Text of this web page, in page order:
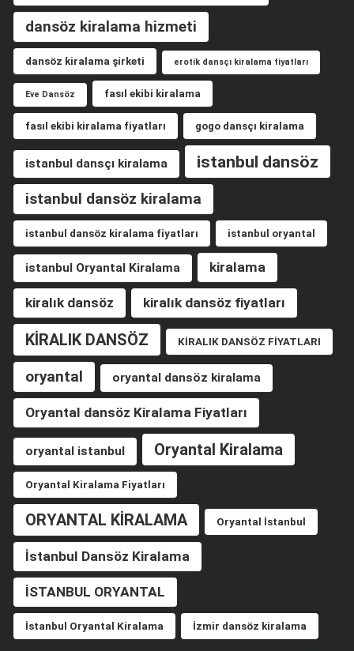
dansöz kiralama hizmeti
dansöz kiralama şirketi erotik dansçı kiralama fiyatları
Eve Dansöz fasıl ekibi kiralama
fasıl ekibi kiralama fiyatları gogo dansçı kiralama
istanbul dansçı kiralama istanbul dansöz
istanbul dansöz kiralama
istanbul dansöz kiralama fiyatları istanbul oryantal
istanbul Oryantal Kiralama kiralama
kiralık dansöz kiralık dansöz fiyatları
KİRALIK DANSÖZ KİRALIK DANSÖZ FİYATLARI
oryantal oryantal dansöz kiralama
Oryantal dansöz Kiralama Fiyatları
oryantal istanbul Oryantal Kiralama
Oryantal Kiralama Fiyatları
ORYANTAL KİRALAMA Oryantal İstanbul
İstanbul Dansöz Kiralama
İSTANBUL ORYANTAL
İstanbul Oryantal Kiralama İzmir dansöz kiralama